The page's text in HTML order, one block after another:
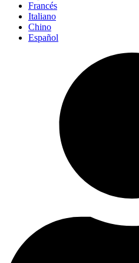
Francés
Italiano
Chino
Español